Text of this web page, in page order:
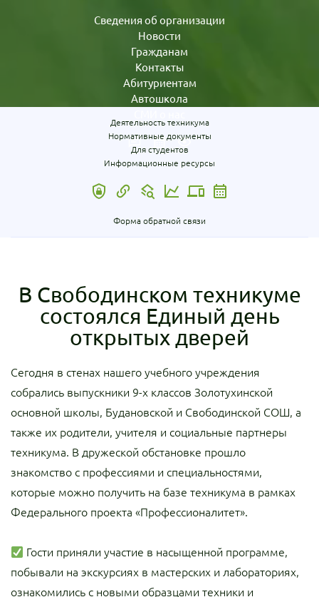
Сведения об организации
Новости
Гражданам
Контакты
Абитуриентам
Автошкола
Деятельность техникума
Нормативные документы
Для студентов
Информационные ресурсы
Форма обратной связи
В Свободинском техникуме
состоялся Единый день
открытых дверей
Сегодня в стенах нашего учебного учреждения
собрались выпускники 9-х классов Золотухинской
основной школы, Будановской и Свободинской СОШ, а
также их родители, учителя и социальные партнеры
техникума. В дружеской обстановке прошло
знакомство с профессиями и специальностями,
которые можно получить на базе техникума в рамках
Федерального проекта «Профессионалитет».
Гости приняли участие в насыщенной программе,
побывали на экскурсиях в мастерских и лабораториях,
ознакомились с новыми образцами техники и